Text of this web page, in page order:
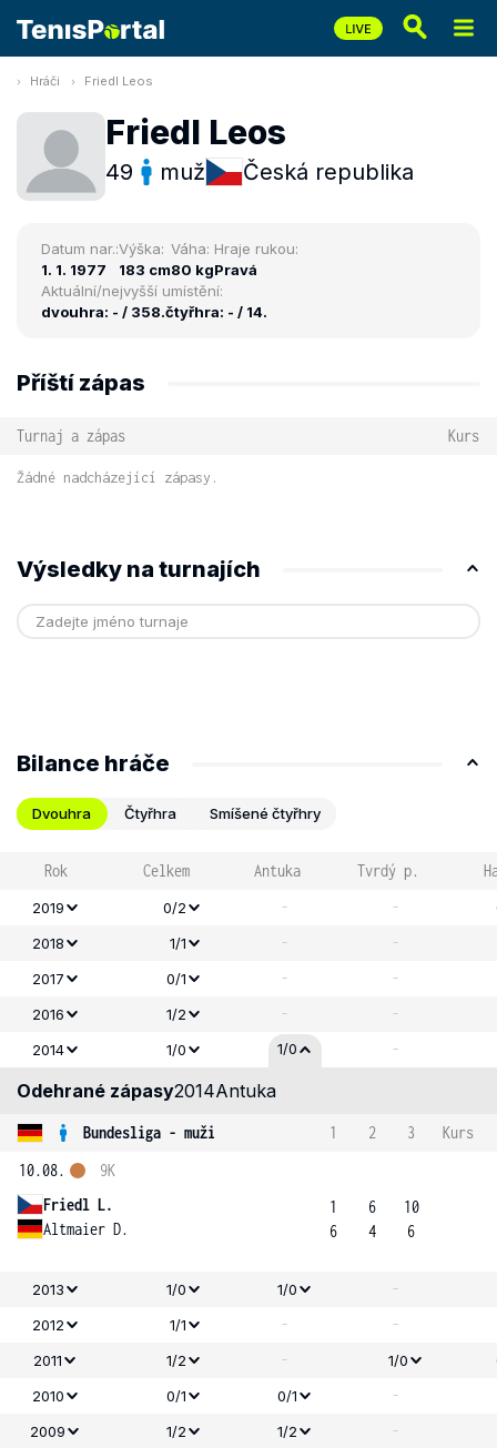
Hráči Friedl Leos
Friedl Leos
49 muž Česká republika
Datum nar.:
1. 1. 1977
Výška:
183 cm
Váha:
80 kg
Hraje rukou:
Pravá
Aktuální/nejvyšší umístění:
dvouhra: - / 358.čtyřhra: - / 14.
Příští zápas
Turnaj a zápas Kurs
Žádné nadcházející zápasy.
Výsledky na turnajích
Bilance hráče
Dvouhra Čtyřhra Smíšené čtyřhry
Rok Celkem Antuka Tvrdý p.
2019 0/2 - -
2018
1/1 - -
2017 0/1 - -
2016 1/2 - -
2014 1/0 1/0 -
Odehrané zápasy2014Antuka
Bundesliga - muži 1 2 3
Kurs
10.08.
Friedl L.
Altmaier D.
9K
1
6
6
4
10
6
2013 1/0 1/0 -
2012 1/1 - -
2011 1/2 - 1/0
2010
0/1 0/1 -
2009 1/2 1/2 -